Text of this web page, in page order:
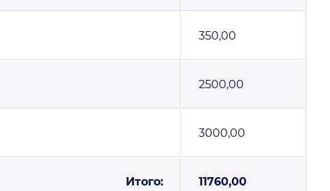
350,00
2500,00
3000,00
Итого: 11760,00